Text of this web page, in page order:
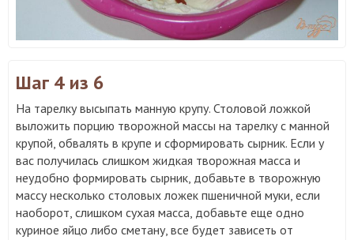
Шаг 4 из 6
На тарелку высыпать манную крупу. Столовой ложкой
выложить порцию творожной массы на тарелку с манной
крупой, обвалять в крупе и сформировать сырник. Если у
вас получилась слишком жидкая творожная масса и
неудобно формировать сырник, добавьте в творожную
массу несколько столовых ложек пшеничной муки, если
наоборот, слишком сухая масса, добавьте еще одно
куриное яйцо либо сметану, все будет зависеть от